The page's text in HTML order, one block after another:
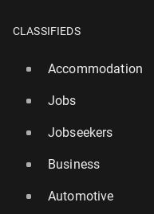
CLASSIFIEDS
Accommodation
Jobs
Jobseekers
Business
Automotive